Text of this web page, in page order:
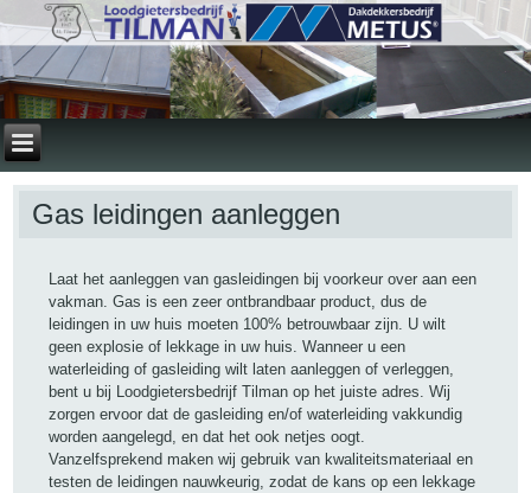
Gas leidingen aanleggen
Laat het aanleggen van gasleidingen bij voorkeur over aan een
vakman. Gas is een zeer ontbrandbaar product, dus de
leidingen in uw huis moeten 100% betrouwbaar zijn. U wilt
geen explosie of lekkage in uw huis. Wanneer u een
waterleiding of gasleiding wilt laten aanleggen of verleggen,
bent u bij Loodgietersbedrijf Tilman op het juiste adres. Wij
zorgen ervoor dat de gasleiding en/of waterleiding vakkundig
worden aangelegd, en dat het ook netjes oogt.
Vanzelfsprekend maken wij gebruik van kwaliteitsmateriaal en
testen de leidingen nauwkeurig, zodat de kans op een lekkage